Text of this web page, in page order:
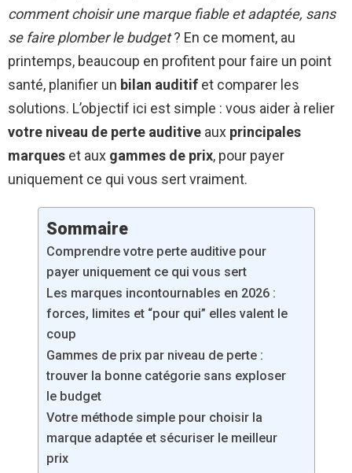
comment choisir une marque fiable et adaptée, sans
se faire plomber le budget? En ce moment, au
printemps, beaucoup en profitent pour faire un point
santé, planifier un bilan auditif et comparer les
solutions. L’objectif ici est simple : vous aider à relier
votre niveau de perte auditive aux principales
marques et aux gammes de prix, pour payer
uniquement ce qui vous sert vraiment.
Sommaire
Comprendre votre perte auditive pour
payer uniquement ce qui vous sert
Les marques incontournables en 2026 :
forces, limites et “pour qui” elles valent le
coup
Gammes de prix par niveau de perte :
trouver la bonne catégorie sans exploser
le budget
Votre méthode simple pour choisir la
marque adaptée et sécuriser le meilleur
prix